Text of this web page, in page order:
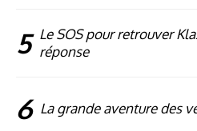
5 Le SOS pour retrouver
réponse
6 La grande aventure des